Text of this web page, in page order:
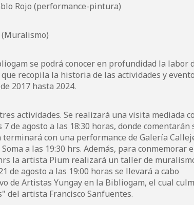
Rojo (performance-pintura)
(Muralismo)
se podrá conocer en profundidad la labor
recopila la historia de las actividades y
2017 hasta 2024.
actividades. Se realizará una visita mediada
de agosto a las 18:30 horas, donde comentarán
con una performance de Galería
a las 19:30 hrs. Además, para conmemorar
la artista Pium realizará un taller de
de agosto a las 19:00 horas se llevará a cabo
de Artistas Yungay en la Bibliogam, el cual
del artista Francisco Sanfuentes.